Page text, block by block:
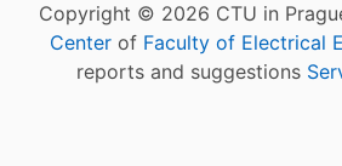
Copyright © 2026 CTU in
Center of Faculty of Electrical
reports and suggestions